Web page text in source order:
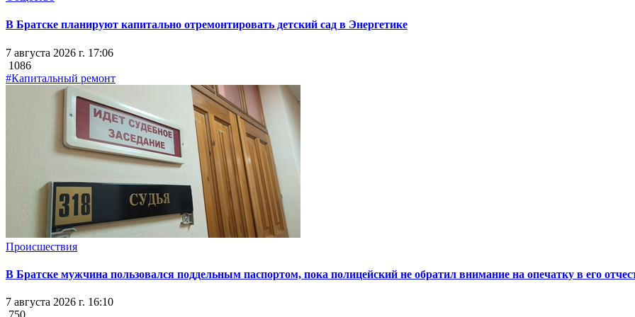
В Братске планируют капитально отремонтировать детский сад в Энергетике
7 августа 2026 г. 17:06
1086
#Капитальный ремонт
Происшествия
В Братске мужчина пользовался поддельным паспортом, пока полицейский не обратил внимание на опечатку в его
7 августа 2026 г. 16:10
750